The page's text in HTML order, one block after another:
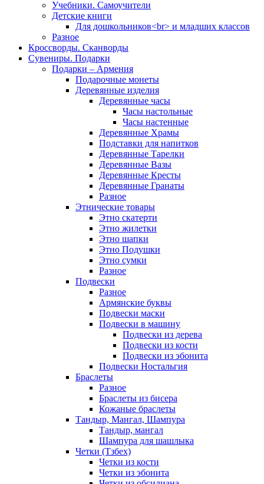
Учебники. Самоучители
Детские книги
Для дошкольников<br> и младших классов
Разное
Кроссворды. Сканворды
Сувениры. Подарки
Подарки – Армения
Подарочные монеты
Деревянные изделия
Деревянные часы
Часы настольные
Часы настенные
Деревянные Храмы
Подставки для напитков
Деревянные Тарелки
Деревянные Вазы
Деревянные Кресты
Деревянные Гранаты
Разное
Этнические товары
Этно скатерти
Этно жилетки
Этно шапки
Этно Подушки
Этно сумки
Разное
Подвески
Разное
Армянские буквы
Подвески маски
Подвески в машину
Подвески из дерева
Подвески из кости
Подвески из эбонита
Подвески Ностальгия
Браслеты
Разное
Браслеты из бисера
Кожаные браслеты
Тандыр, Мангал, Шампура
Тандыр, мангал
Шампура для шашлыка
Четки (Тзбех)
Четки из кости
Четки из эбонита